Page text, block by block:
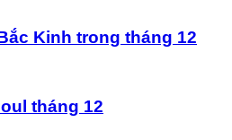
Kinh trong tháng 12
tháng 12